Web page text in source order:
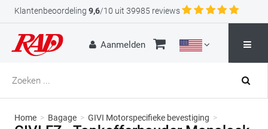
Klantenbeoordeling 9,6/10 uit 39985 reviews
Aanmelden
Home > Bagage > GIVI Motorspecifieke bevestiging >